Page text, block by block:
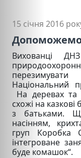
15 січня 2016
Вихованці
Національний
На деревах та
схожі на
з батьками.
насінням,
груп Коробка
інтегроване
буде комашок“.